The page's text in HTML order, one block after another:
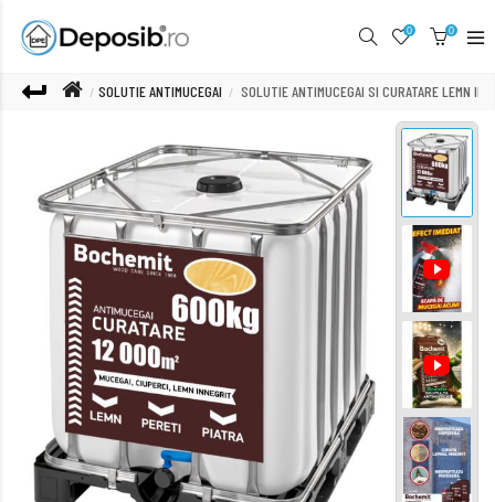
0 0
SOLUTIE ANTIMUCEGAI SOLUTIE ANTIMUCEGAI SI CURATARE LEMN